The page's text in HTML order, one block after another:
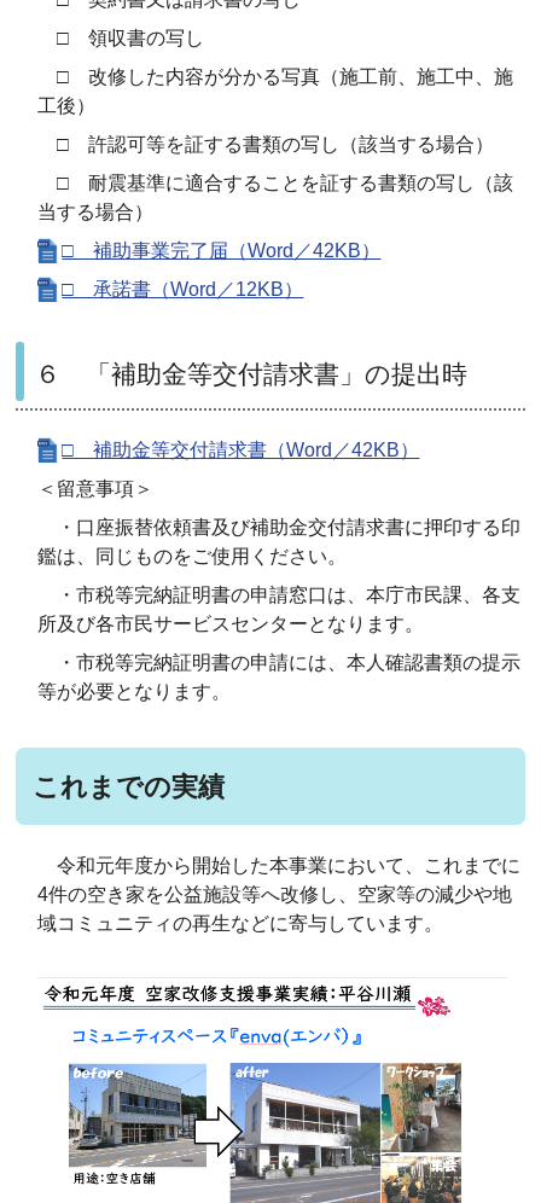
□ 領収書の写し
□ 改修した内容が分かる写真（施工前、施工中、施
工後）
□ 許認可等を証する書類の写し（該当する場合）
□ 耐震基準に適合することを証する書類の写し（該
当する場合）
□ 補助事業完了届（Word／42KB）
□ 承諾書（Word／12KB）
６ 「補助金等交付請求書」の提出時
□ 補助金等交付請求書（Word／42KB）
＜留意事項＞
・口座振替依頼書及び補助金交付請求書に押印する印
鑑は、同じものをご使用ください。
・市税等完納証明書の申請窓口は、本庁市民課、各支
所及び各市民サービスセンターとなります。
・市税等完納証明書の申請には、本人確認書類の提示
等が必要となります。
これまでの実績
令和元年度から開始した本事業において、これまでに
4件の空き家を公益施設等へ改修し、空家等の減少や地
域コミュニティの再生などに寄与しています。